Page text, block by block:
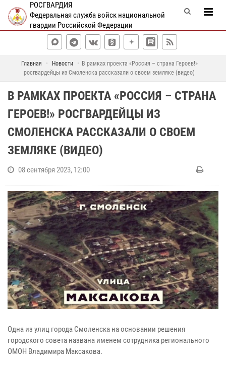
РОСГВАРДИЯ
Федеральная служба войск национальной
гвардии Российской Федерации
Главная Новости
В рамках проекта «Россия – страна Героев!»
росгвардейцы из Смоленска рассказали о своем земляке (видео)
В РАМКАХ ПРОЕКТА «РОССИЯ – СТРАНА
ГЕРОЕВ!» РОСГВАРДЕЙЦЫ ИЗ
СМОЛЕНСКА РАССКАЗАЛИ О СВОЕМ
ЗЕМЛЯКЕ (ВИДЕО)
08 сентября 2023, 12:00
Одна из улиц города Смоленска на основании решения
городского совета названа именем сотрудника регионального
ОМОН Владимира Максакова.